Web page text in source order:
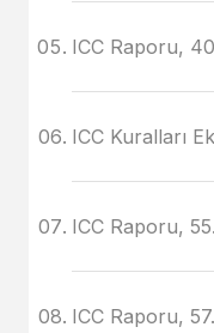
ICC Raporu,
ICC Kuralları
ICC Raporu,
ICC Raporu,